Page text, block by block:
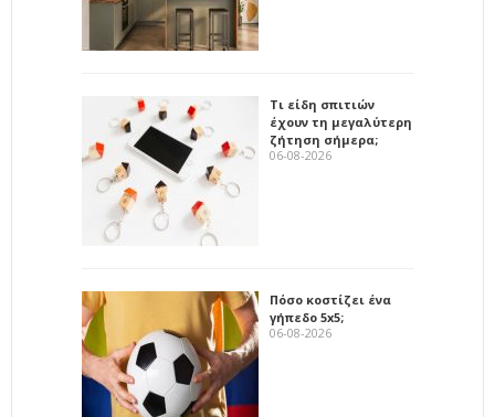
Τι είδη σπιτιών
έχουν τη μεγαλύτερη
ζήτηση σήμερα;
06-08-2026
Πόσο κοστίζει ένα
γήπεδο 5x5;
06-08-2026